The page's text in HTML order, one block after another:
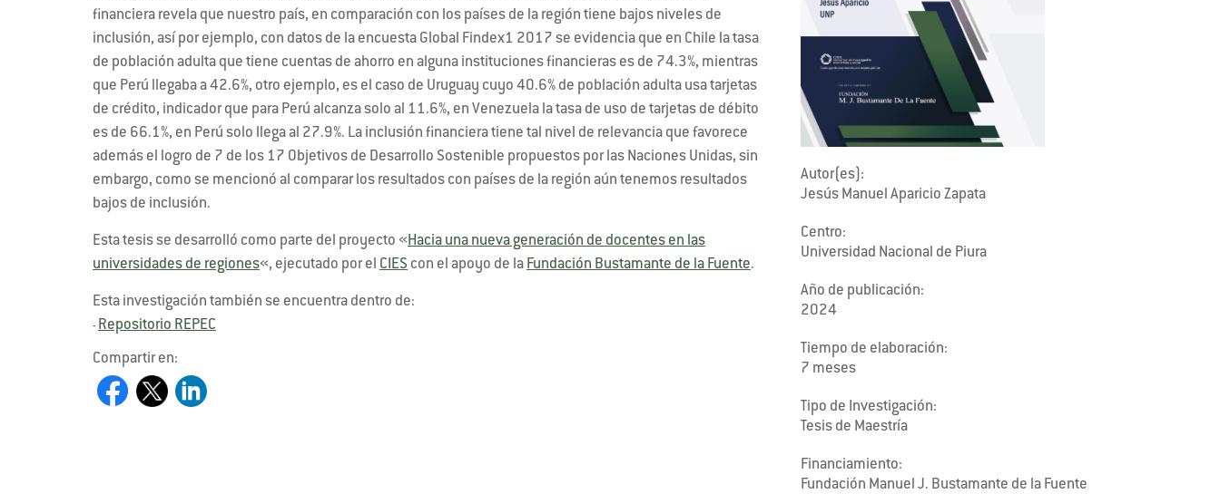
financiera revela que nuestro país, en comparación con los países de la región tiene bajos niveles de
inclusión, así por ejemplo, con datos de la encuesta Global Findex1 2017 se evidencia que en Chile la tasa
de población adulta que tiene cuentas de ahorro en alguna instituciones financieras es de 74.3%, mientras
que Perú llegaba a 42.6%, otro ejemplo, es el caso de Uruguay cuyo 40.6% de población adulta usa tarjetas
de crédito, indicador que para Perú alcanza solo al 11.6%, en Venezuela la tasa de uso de tarjetas de débito
es de 66.1%, en Perú solo llega al 27.9%. La inclusión financiera tiene tal nivel de relevancia que favorece
además el logro de 7 de los 17 Objetivos de Desarrollo Sostenible propuestos por las Naciones Unidas, sin
embargo, como se mencionó al comparar los resultados con países de la región aún tenemos resultados
bajos de inclusión.
Esta tesis se desarrolló como parte del proyecto «Hacia una nueva generación de docentes en las
universidades de regiones«, ejecutado por el CIES con el apoyo de la Fundación Bustamante de la Fuente.
Esta investigación también se encuentra dentro de:
- Repositorio REPEC
Compartir en:
Autor(es):
Jesús Manuel Aparicio Zapata
Centro:
Universidad Nacional de Piura
Año de publicación:
2024
Tiempo de elaboración:
7 meses
Tipo de Investigación:
Tesis de Maestría
Financiamiento:
Fundación Manuel J. Bustamante de la Fuente